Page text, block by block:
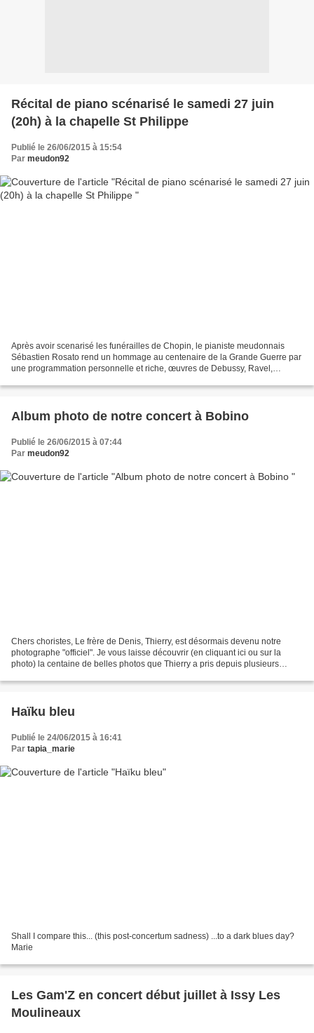
Récital de piano scénarisé le samedi 27 juin
(20h) à la chapelle St Philippe
Publié le 26/06/2015 à 15:54
Par meudon92
Après avoir scenarisé les funérailles de Chopin, le pianiste meudonnais
Sébastien Rosato rend un hommage au centenaire de la Grande Guerre par
une programmation personnelle et riche, œuvres de Debussy, Ravel,
Album photo de notre concert à Bobino
Publié le 26/06/2015 à 07:44
Par meudon92
Chers choristes, Le frère de Denis, Thierry, est désormais devenu notre
photographe "officiel". Je vous laisse découvrir (en cliquant ici ou sur la
photo) la centaine de belles photos que Thierry a pris depuis plusieurs
Haïku bleu
Publié le 24/06/2015 à 16:41
Par tapia_marie
Shall I compare this... (this post-concertum sadness) ...to a dark blues day?
Marie
Les Gam'Z en concert début juillet à Issy Les
Moulineaux